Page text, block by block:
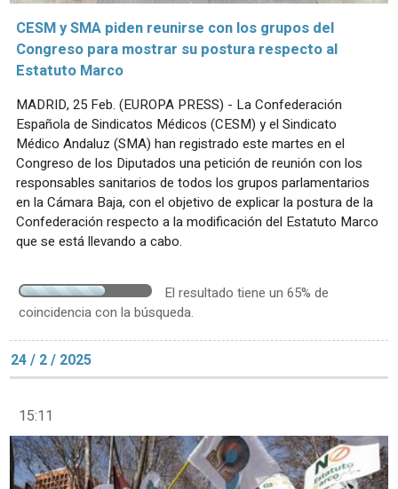
CESM y SMA piden reunirse con los grupos del
Congreso para mostrar su postura respecto al
Estatuto Marco
MADRID, 25 Feb. (EUROPA PRESS) - La Confederación
Española de Sindicatos Médicos (CESM) y el Sindicato
Médico Andaluz (SMA) han registrado este martes en el
Congreso de los Diputados una petición de reunión con los
responsables sanitarios de todos los grupos parlamentarios
en la Cámara Baja, con el objetivo de explicar la postura de la
Confederación respecto a la modificación del Estatuto Marco
que se está llevando a cabo.
El resultado tiene un 65% de
coincidencia con la búsqueda.
24 / 2 / 2025
15:11